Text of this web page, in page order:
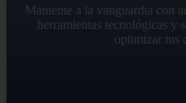
Mantente a la vanguardia con
herramientas tecnológicas y
optimizar tus